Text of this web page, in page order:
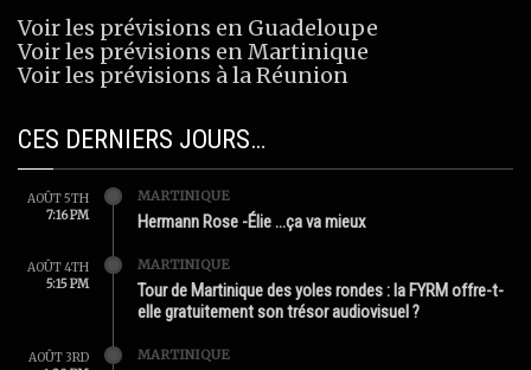
Voir les prévisions en Guadeloupe
Voir les prévisions en Martinique
Voir les prévisions à la Réunion
CES DERNIERS JOURS…
AOÛT 5TH
7:16 PM
MARTINIQUE
Hermann Rose -Élie …ça va mieux
AOÛT 4TH
5:15 PM
MARTINIQUE
Tour de Martinique des yoles rondes : la FYRM offre-t-
elle gratuitement son trésor audiovisuel ?
AOÛT 3RD
MARTINIQUE